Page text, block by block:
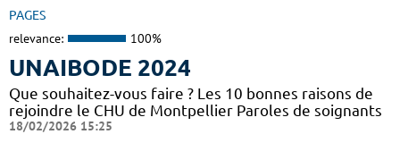
PAGES
relevance: 100%
UNAIBODE 2024
Que souhaitez-vous faire ? Les 10 bonnes raisons de
rejoindre le CHU de Montpellier Paroles de soignants
18/02/2026 15:25